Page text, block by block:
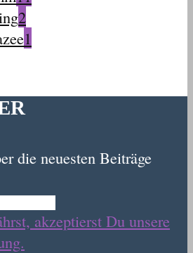
2
1
die neuesten Beiträge
akzeptierst Du unsere